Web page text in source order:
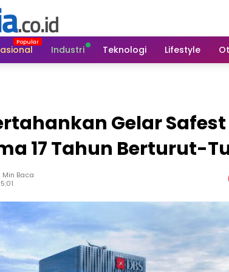
Industri Teknologi Lifestyle
Gelar
17 Tahun Berturut-
Min Baca